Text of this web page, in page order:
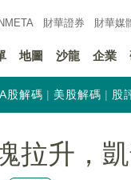
財華證券 財華媒
地圖 沙龍 企業
A股解碼 美股解碼 股
拉升，